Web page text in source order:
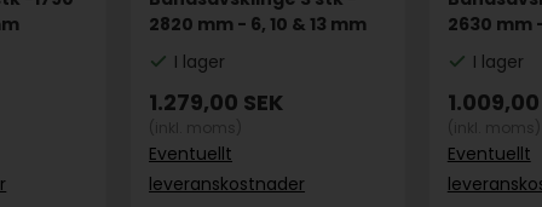
2820 mm - 6, 10 & 13 mm
I lager
1.279,00 SEK
Eventuellt
leveranskostnader
2630 mm
I lager
1.009,00
Eventuellt